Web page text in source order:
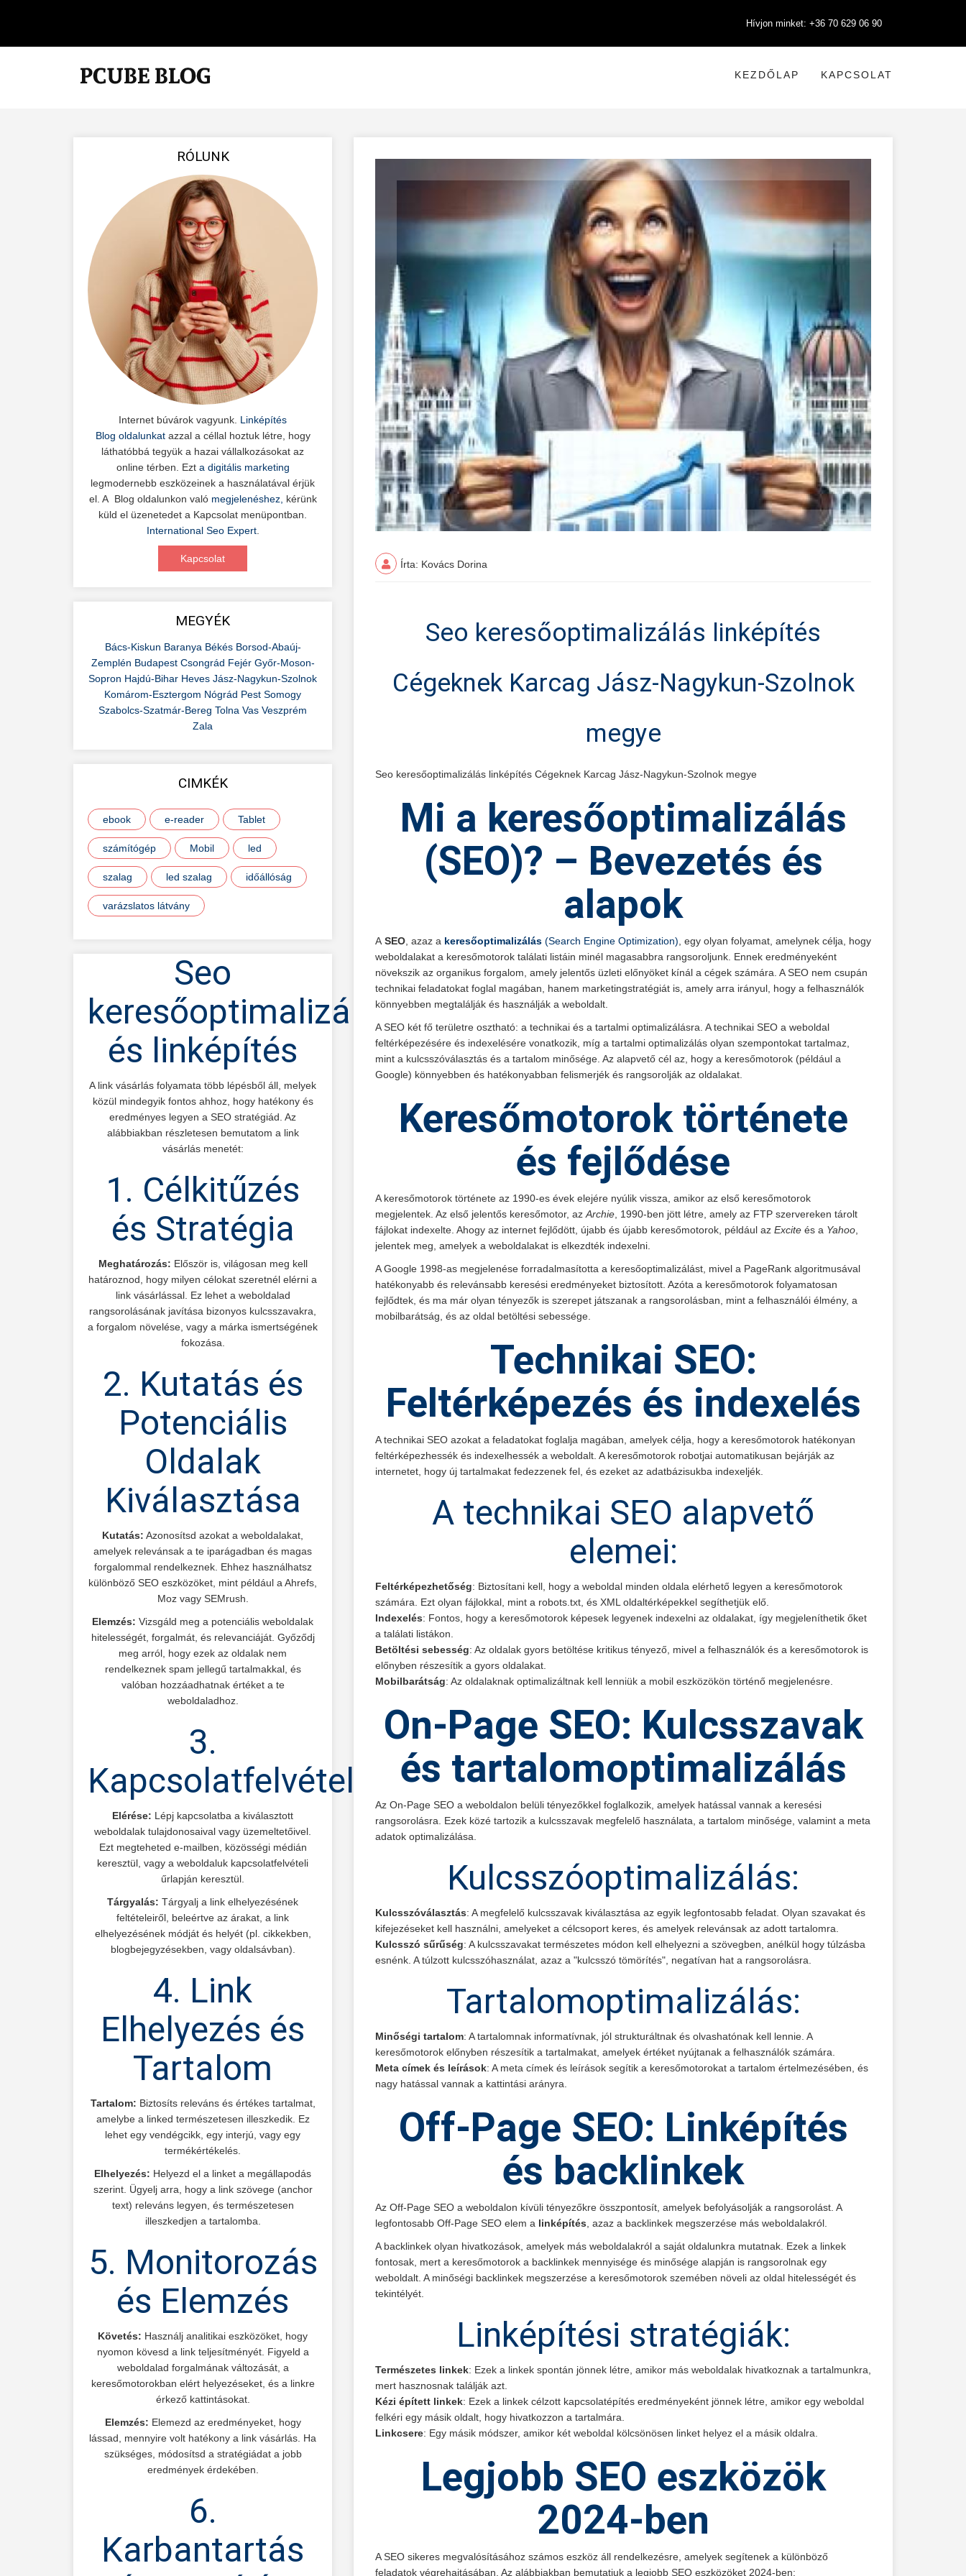
Hívjon minket: +36 70 629 06 90
KEZDŐLAP KAPCSOLAT
RÓLUNK
Internet búvárok vagyunk. Linképítés
Blog oldalunkatazzal a céllal hoztuk létre, hogy
láthatóbbá tegyük a hazai vállalkozásokat az
online térben. Ezt a digitális marketing
legmodernebb eszközeinek a használatával érjük
el. A Blog oldalunkon való megjelenéshez, kérünk
küld el üzenetedet a Kapcsolat menüpontban.
International Seo Expert.
Kapcsolat
MEGYÉK
Bács-Kiskun Baranya Békés Borsod-Abaúj-
Zemplén Budapest Csongrád Fejér Győr-Moson-
Sopron Hajdú-Bihar Heves Jász-Nagykun-Szolnok
Komárom-Esztergom Nógrád Pest Somogy
Szabolcs-Szatmár-Bereg Tolna Vas Veszprém
Zala
CIMKÉK
ebook e-reader Tablet
számítógép Mobil led
szalag led szalag időállóság
varázslatos látvány
Seo
keresőoptimalizálás
és linképítés
A link vásárlás folyamata több lépésből áll, melyek
közül mindegyik fontos ahhoz, hogy hatékony és
eredményes legyen a SEO stratégiád. Az
alábbiakban részletesen bemutatom a link
vásárlás menetét:
1. Célkitűzés
és Stratégia
Meghatározás: Először is, világosan meg kell
határoznod, hogy milyen célokat szeretnél elérni a
link vásárlással. Ez lehet a weboldalad
rangsorolásának javítása bizonyos kulcsszavakra,
a forgalom növelése, vagy a márka ismertségének
fokozása.
2. Kutatás és
Potenciális
Oldalak
Kiválasztása
Kutatás: Azonosítsd azokat a weboldalakat,
amelyek relevánsak a te iparágadban és magas
forgalommal rendelkeznek. Ehhez használhatsz
különböző SEO eszközöket, mint például a Ahrefs,
Moz vagy SEMrush.
Elemzés: Vizsgáld meg a potenciális weboldalak
hitelességét, forgalmát, és relevanciáját. Győződj
meg arról, hogy ezek az oldalak nem
rendelkeznek spam jellegű tartalmakkal, és
valóban hozzáadhatnak értéket a te
weboldaladhoz.
3.
Kapcsolatfelvétel
Elérése: Lépj kapcsolatba a kiválasztott
weboldalak tulajdonosaival vagy üzemeltetőivel.
Ezt megteheted e-mailben, közösségi médián
keresztül, vagy a weboldaluk kapcsolatfelvételi
űrlapján keresztül.
Tárgyalás: Tárgyalj a link elhelyezésének
feltételeiről, beleértve az árakat, a link
elhelyezésének módját és helyét (pl. cikkekben,
blogbejegyzésekben, vagy oldalsávban).
4. Link
Elhelyezés és
Tartalom
Tartalom: Biztosíts releváns és értékes tartalmat,
amelybe a linked természetesen illeszkedik. Ez
lehet egy vendégcikk, egy interjú, vagy egy
termékértékelés.
Elhelyezés: Helyezd el a linket a megállapodás
szerint. Ügyelj arra, hogy a link szövege (anchor
text) releváns legyen, és természetesen
illeszkedjen a tartalomba.
5. Monitorozás
és Elemzés
Követés: Használj analitikai eszközöket, hogy
nyomon kövesd a link teljesítményét. Figyeld a
weboldalad forgalmának változását, a
keresőmotorokban elért helyezéseket, és a linkre
érkező kattintásokat.
Elemzés: Elemezd az eredményeket, hogy
lássad, mennyire volt hatékony a link vásárlás. Ha
szükséges, módosítsd a stratégiádat a jobb
eredmények érdekében.
6.
Karbantartás
Írta: Kovács Dorina
Seo keresőoptimalizálás linképítés
Cégeknek Karcag Jász-Nagykun-Szolnok
megye
Seo keresőoptimalizálás linképítés Cégeknek Karcag Jász-Nagykun-Szolnok megye
Mi a keresőoptimalizálás
(SEO)? – Bevezetés és
alapok
A SEO , azaz a keresőoptimalizálás (Search Engine Optimization) , egy olyan folyamat, amelynek célja, hogy
weboldalakat a keresőmotorok találati listáin minél magasabbra rangsoroljunk. Ennek eredményeként
növekszik az organikus forgalom, amely jelentős üzleti előnyöket kínál a cégek számára. A SEO nem csupán
technikai feladatokat foglal magában, hanem marketingstratégiát is, amely arra irányul, hogy a felhasználók
könnyebben megtalálják és használják a weboldalt.
A SEO két fő területre osztható: a technikai és a tartalmi optimalizálásra. A technikai SEO a weboldal
feltérképezésére és indexelésére vonatkozik, míg a tartalmi optimalizálás olyan szempontokat tartalmaz,
mint a kulcsszóválasztás és a tartalom minősége. Az alapvető cél az, hogy a keresőmotorok (például a
Google) könnyebben és hatékonyabban felismerjék és rangsorolják az oldalakat.
Keresőmotorok története
és fejlődése
A keresőmotorok története az 1990-es évek elejére nyúlik vissza, amikor az első keresőmotorok
megjelentek. Az első jelentős keresőmotor, az Archie , 1990-ben jött létre, amely az FTP szervereken tárolt
fájlokat indexelte. Ahogy az internet fejlődött, újabb és újabb keresőmotorok, például az Excite és a Yahoo
jelentek meg, amelyek a weboldalakat is elkezdték indexelni.
A Google 1998-as megjelenése forradalmasította a keresőoptimalizálást, mivel a PageRank algoritmusával
hatékonyabb és relevánsabb keresési eredményeket biztosított. Azóta a keresőmotorok folyamatosan
fejlődtek, és ma már olyan tényezők is szerepet játszanak a rangsorolásban, mint a felhasználói élmény, a
mobilbarátság, és az oldal betöltési sebessége.
Technikai SEO:
Feltérképezés és indexelés
A technikai SEO azokat a feladatokat foglalja magában, amelyek célja, hogy a keresőmotorok hatékonyan
feltérképezhessék és indexelhessék a weboldalt. A keresőmotorok robotjai automatikusan bejárják az
internetet, hogy új tartalmakat fedezzenek fel, és ezeket az adatbázisukba indexeljék.
A technikai SEO alapvető
elemei:
Feltérképezhetőség: Biztosítani kell, hogy a weboldal minden oldala elérhető legyen a keresőmotorok
számára. Ezt olyan fájlokkal, mint a robots.txt, és XML oldaltérképekkel segíthetjük elő.
Indexelés: Fontos, hogy a keresőmotorok képesek legyenek indexelni az oldalakat, így megjeleníthetik őket
a találati listákon.
Betöltési sebesség: Az oldalak gyors betöltése kritikus tényező, mivel a felhasználók és a keresőmotorok is
előnyben részesítik a gyors oldalakat.
Mobilbarátság: Az oldalaknak optimalizáltnak kell lenniük a mobil eszközökön történő megjelenésre.
On-Page SEO: Kulcsszavak
és tartalomoptimalizálás
Az On-Page SEO a weboldalon belüli tényezőkkel foglalkozik, amelyek hatással vannak a keresési
rangsorolásra. Ezek közé tartozik a kulcsszavak megfelelő használata, a tartalom minősége, valamint a meta
adatok optimalizálása.
Kulcsszóoptimalizálás:
Kulcsszóválasztás: A megfelelő kulcsszavak kiválasztása az egyik legfontosabb feladat. Olyan szavakat és
kifejezéseket kell használni, amelyeket a célcsoport keres, és amelyek relevánsak az adott tartalomra.
Kulcsszó sűrűség: A kulcsszavakat természetes módon kell elhelyezni a szövegben, anélkül hogy túlzásba
esnénk. A túlzott kulcsszóhasználat, azaz a "kulcsszó tömörítés", negatívan hat a rangsorolásra.
Tartalomoptimalizálás:
Minőségi tartalom: A tartalomnak informatívnak, jól strukturáltnak és olvashatónak kell lennie. A
keresőmotorok előnyben részesítik a tartalmakat, amelyek értéket nyújtanak a felhasználók számára.
Meta címek és leírások: A meta címek és leírások segítik a keresőmotorokat a tartalom értelmezésében, és
nagy hatással vannak a kattintási arányra.
Off-Page SEO: Linképítés
és backlinkek
Az Off-Page SEO a weboldalon kívüli tényezőkre összpontosít, amelyek befolyásolják a rangsorolást. A
legfontosabb Off-Page SEO elem a linképítés , azaz a backlinkek megszerzése más weboldalakról.
A backlinkek olyan hivatkozások, amelyek más weboldalakról a saját oldalunkra mutatnak. Ezek a linkek
fontosak, mert a keresőmotorok a backlinkek mennyisége és minősége alapján is rangsorolnak egy
weboldalt. A minőségi backlinkek megszerzése a keresőmotorok szemében növeli az oldal hitelességét és
tekintélyét.
Linképítési stratégiák:
Természetes linkek: Ezek a linkek spontán jönnek létre, amikor más weboldalak hivatkoznak a tartalmunkra,
mert hasznosnak találják azt.
Kézi épített linkek: Ezek a linkek célzott kapcsolatépítés eredményeként jönnek létre, amikor egy weboldal
felkéri egy másik oldalt, hogy hivatkozzon a tartalmára.
Linkcsere: Egy másik módszer, amikor két weboldal kölcsönösen linket helyez el a másik oldalra.
Legjobb SEO eszközök
2024-ben
A SEO sikeres megvalósításához számos eszköz áll rendelkezésre, amelyek segítenek a különböző
feladatok végrehajtásában. Az alábbiakban bemutatjuk a legjobb SEO eszközöket 2024-ben: